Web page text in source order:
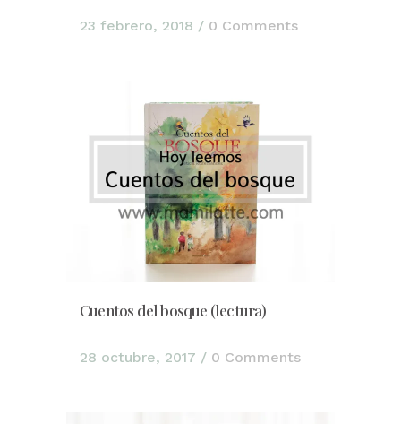
23 febrero, 2018 / 0 Comments
Cuentos del bosque (lectura)
28 octubre, 2017 / 0 Comments